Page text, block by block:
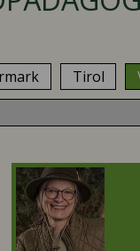
Tirol